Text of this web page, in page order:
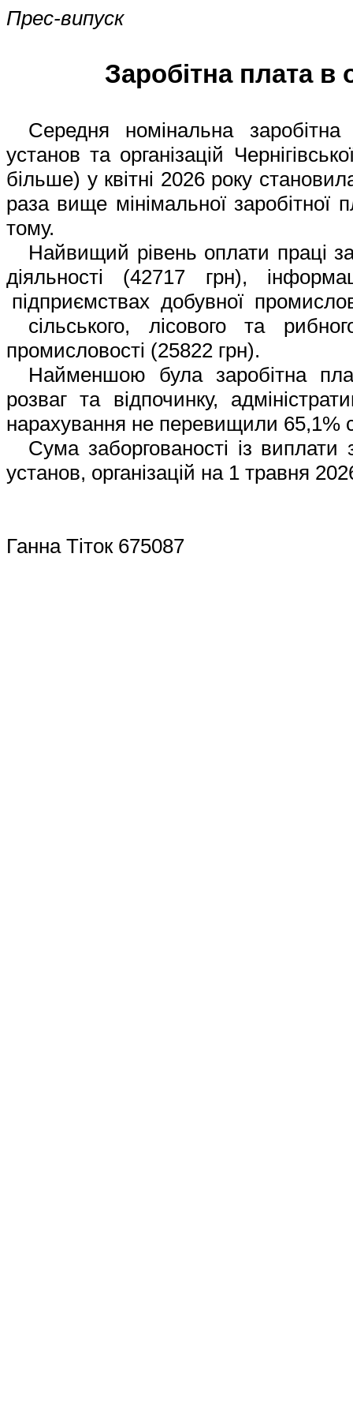
Прес-випуск
Заробітна плата в
Середня номінальна
установ та організацій
більше) у квітні 2026 року
раза вище мінімальної
тому.
Найвищий рівень оплати праці
діяльності (42717 грн),
підприємствах добувної
сільського, лісового та
промисловості (25822 грн).
Найменшою була заробітна
розваг та відпочинку,
нарахування не перевищили 65,1%
Сума заборгованості із виплати
установ, організацій на 1 травня
Ганна Тіток 675087